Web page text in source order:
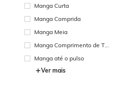
Manga Curta
Manga Comprida
Manga Meia
Manga Comprimento de Tr
ês Quartos
Manga até o pulso
Ver mais